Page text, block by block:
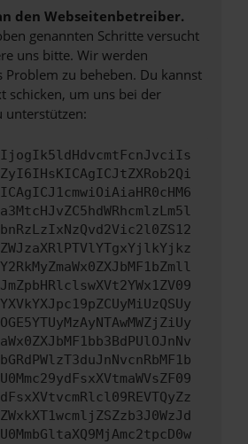
den Webseitenbetreiber.
genannten Schritte versucht
uns bitte. Wir werden
Problem zu beheben. Du kannst
schicken, um uns bei der
unterstützen: